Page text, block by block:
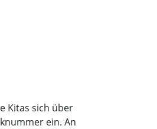
Kitas sich über
ein. An